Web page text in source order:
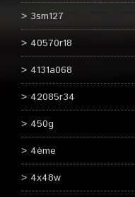
3sm127
40570r18
4131a068
42085r34
450g
4ème
4x48w